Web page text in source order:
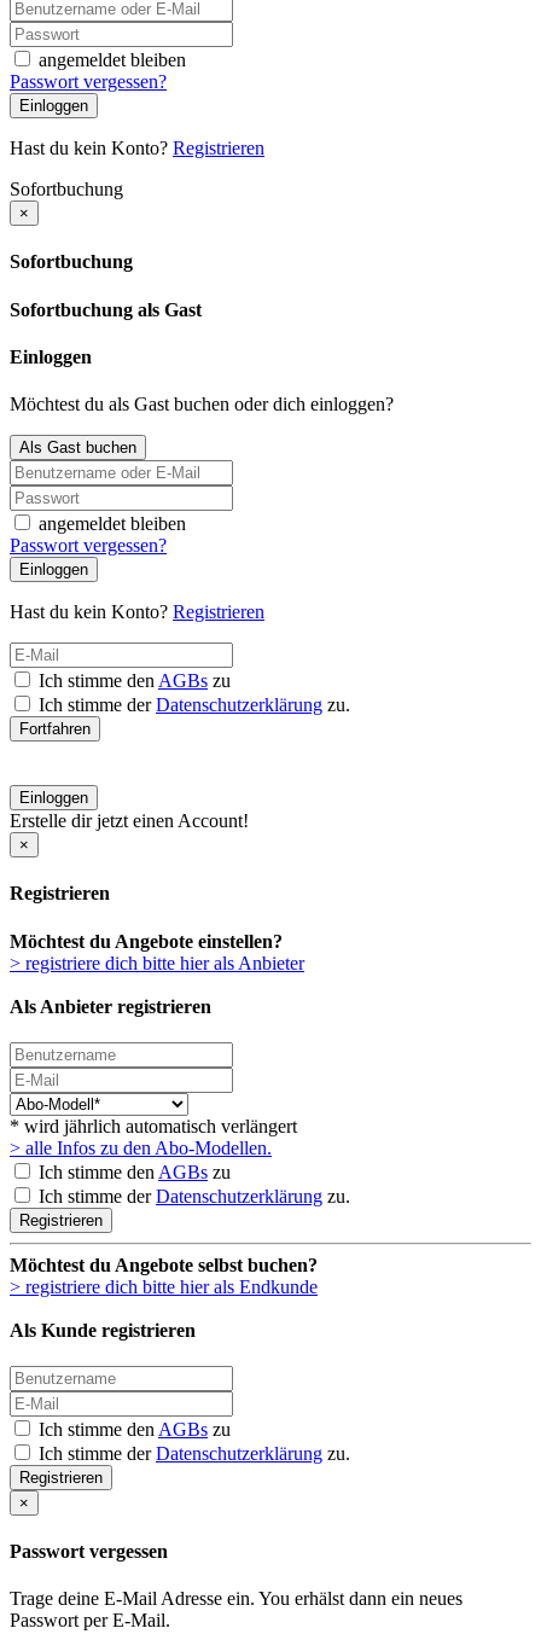
angemeldet bleiben
Passwort vergessen?
Einloggen
Hast du kein Konto? Registrieren
Sofortbuchung
×
Sofortbuchung
Sofortbuchung als Gast
Einloggen
Möchtest du als Gast buchen oder dich einloggen?
Als Gast buchen
angemeldet bleiben
Passwort vergessen?
Einloggen
Hast du kein Konto? Registrieren
Ich stimme den AGBs zu
Ich stimme derDatenschutzerklärung zu.
Fortfahren
Einloggen
Erstelle dir jetzt einen Account!
×
Registrieren
Möchtest du Angebote einstellen?
> registriere dich bitte hier als Anbieter
Als Anbieter registrieren
* wird jährlich automatisch verlängert
> alle Infos zu den Abo-Modellen.
Ich stimme den AGBs zu
Ich stimme derDatenschutzerklärung zu.
Registrieren
Möchtest du Angebote selbst buchen?
> registriere dich bitte hier als Endkunde
Als Kunde registrieren
Ich stimme den AGBs zu
Ich stimme derDatenschutzerklärung zu.
Registrieren
×
Passwort vergessen
Trage deine E-Mail Adresse ein. You erhälst dann ein neues
Passwort per E-Mail.